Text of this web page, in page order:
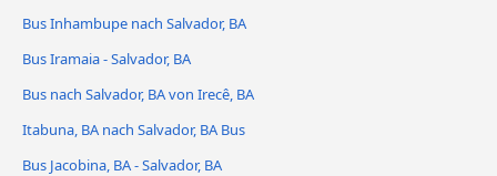
Bus Inhambupe nach Salvador, BA
Bus Iramaia - Salvador, BA
Bus nach Salvador, BA von Irecê, BA
Itabuna, BA nach Salvador, BA Bus
Bus Jacobina, BA - Salvador, BA